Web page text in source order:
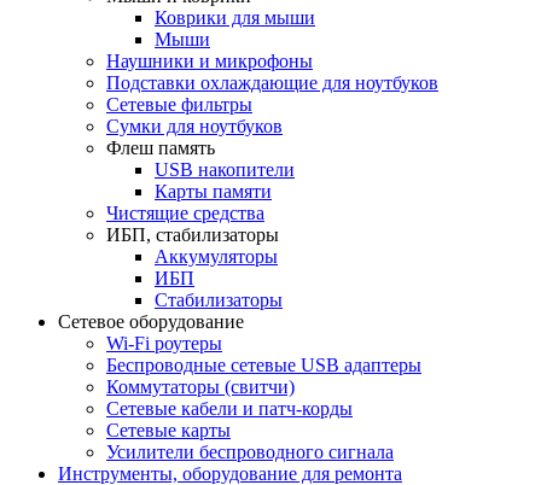
Коврики для мыши
Мыши
Наушники и микрофоны
Подставки охлаждающие для ноутбуков
Сетевые фильтры
Сумки для ноутбуков
Флеш память
USB накопители
Карты памяти
Чистящие средства
ИБП, стабилизаторы
Аккумуляторы
ИБП
Стабилизаторы
Сетевое оборудование
Wi-Fi роутеры
Беспроводные сетевые USB адаптеры
Коммутаторы (свитчи)
Сетевые кабели и патч-корды
Сетевые карты
Усилители беспроводного сигнала
Инструменты, оборудование для ремонта